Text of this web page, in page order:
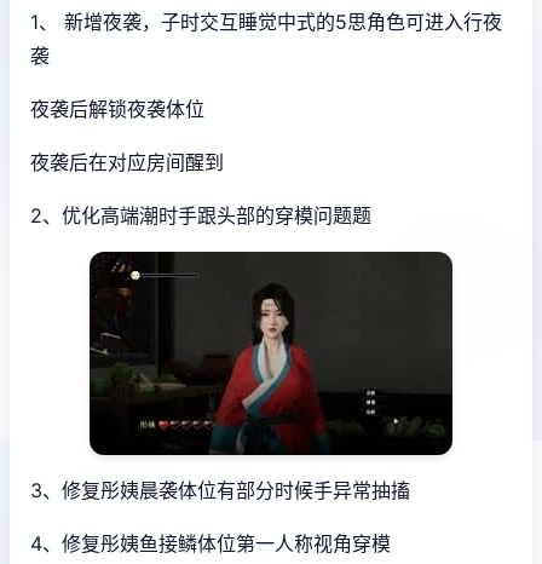
1、 新增夜袭，子时交互睡觉中式的5思角色可进入行夜
袭
夜袭后解锁夜袭体位
夜袭后在对应房间醒到
2、优化高端潮时手跟头部的穿模问题题
3、修复彤姨晨袭体位有部分时候手异常抽搐
4、修复彤姨鱼接鳞体位第一人称视角穿模